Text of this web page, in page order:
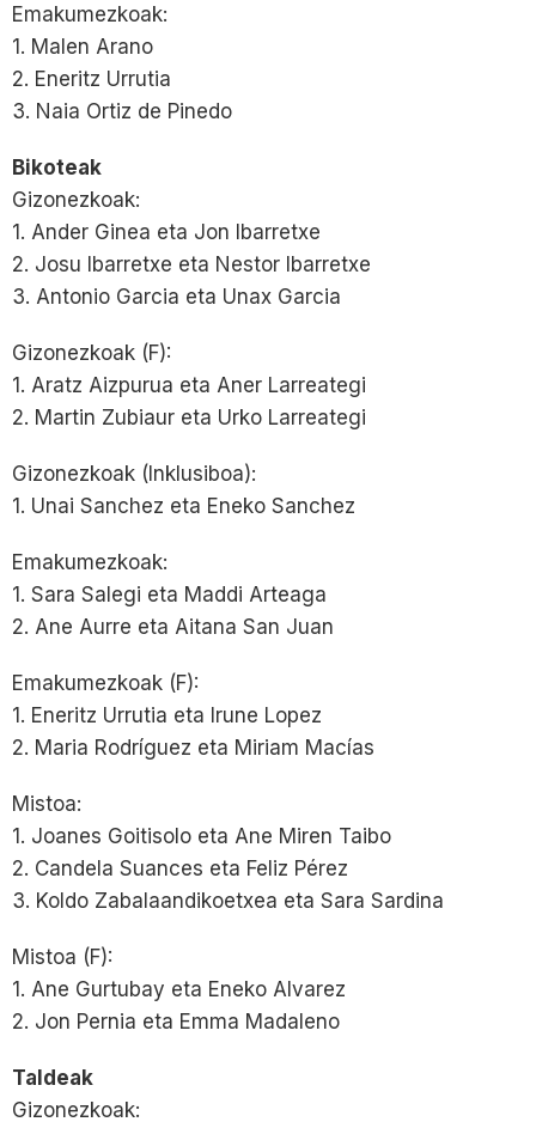
Emakumezkoak:
1. Malen Arano
2. Eneritz Urrutia
3. Naia Ortiz de Pinedo
Bikoteak
Gizonezkoak:
1. Ander Ginea eta Jon Ibarretxe
2. Josu Ibarretxe eta Nestor Ibarretxe
3. Antonio Garcia eta Unax Garcia
Gizonezkoak (F):
1. Aratz Aizpurua eta Aner Larreategi
2. Martin Zubiaur eta Urko Larreategi
Gizonezkoak (Inklusiboa):
1. Unai Sanchez eta Eneko Sanchez
Emakumezkoak:
1. Sara Salegi eta Maddi Arteaga
2. Ane Aurre eta Aitana San Juan
Emakumezkoak (F):
1. Eneritz Urrutia eta Irune Lopez
2. Maria Rodríguez eta Miriam Macías
Mistoa:
1. Joanes Goitisolo eta Ane Miren Taibo
2. Candela Suances eta Feliz Pérez
3. Koldo Zabalaandikoetxea eta Sara Sardina
Mistoa (F):
1. Ane Gurtubay eta Eneko Alvarez
2. Jon Pernia eta Emma Madaleno
Taldeak
Gizonezkoak: